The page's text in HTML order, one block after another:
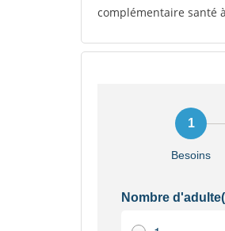
complémentaire santé à